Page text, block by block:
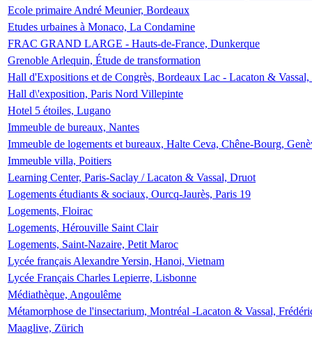
Ecole primaire André Meunier, Bordeaux
Etudes urbaines à Monaco, La Condamine
FRAC GRAND LARGE - Hauts-de-France, Dunkerque
Grenoble Arlequin, Étude de transformation
Hall d'Expositions et de Congrès, Bordeaux Lac - Lacaton &
Hall d\'exposition, Paris Nord Villepinte
Hotel 5 étoiles, Lugano
Immeuble de bureaux, Nantes
Immeuble de logements et bureaux, Halte Ceva, Chêne-Bourg,
Immeuble villa, Poitiers
Learning Center, Paris-Saclay / Lacaton & Vassal, Druot
Logements étudiants & sociaux, Ourcq-Jaurès, Paris 19
Logements, Floirac
Logements, Hérouville Saint Clair
Logements, Saint-Nazaire, Petit Maroc
Lycée français Alexandre Yersin, Hanoi, Vietnam
Lycée Français Charles Lepierre, Lisbonne
Médiathèque, Angoulême
Métamorphose de l'insectarium, Montréal -Lacaton & Vassal,
Maaglive, Zürich